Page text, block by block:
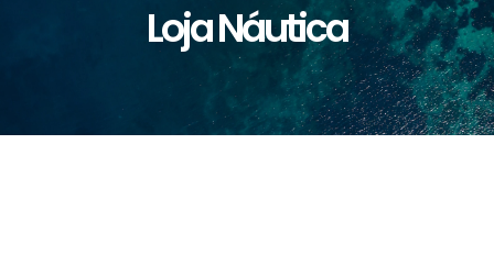
Loja Náutica